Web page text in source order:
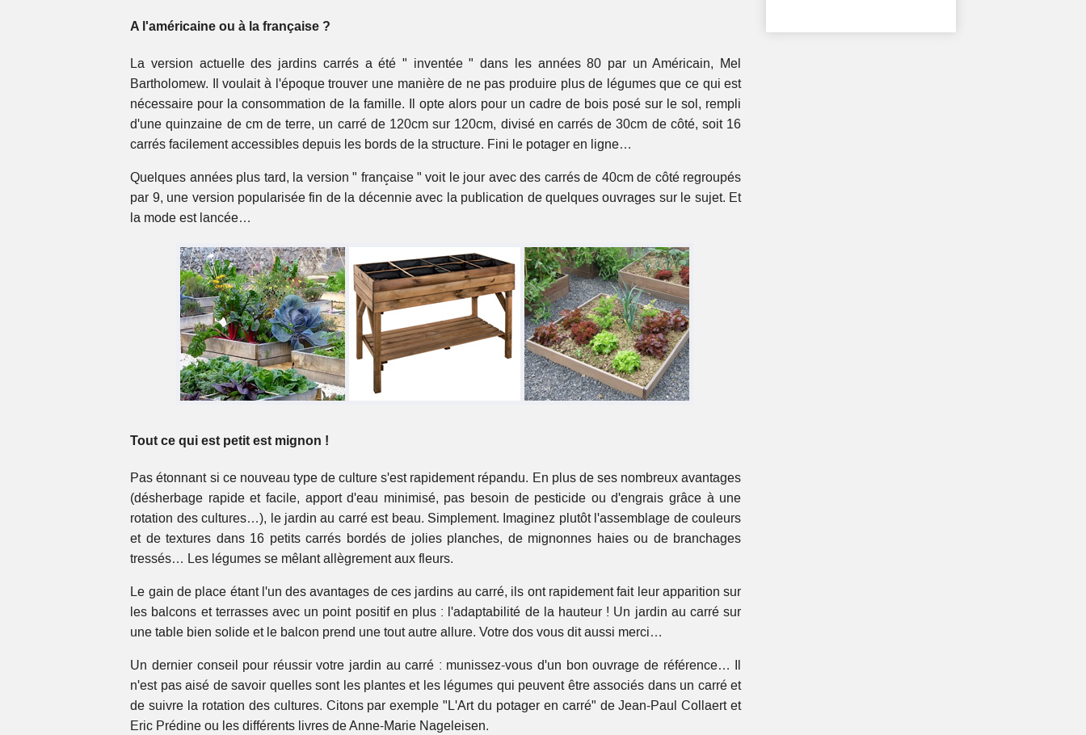
A l'américaine ou à la française ?
La version actuelle des jardins carrés a été " inventée " dans les années 80 par un Américain, Mel
Bartholomew. Il voulait à l'époque trouver une manière de ne pas produire plus de légumes que ce qui est
nécessaire pour la consommation de la famille. Il opte alors pour un cadre de bois posé sur le sol, rempli
d'une quinzaine de cm de terre, un carré de 120cm sur 120cm, divisé en carrés de 30cm de côté, soit 16
carrés facilement accessibles depuis les bords de la structure. Fini le potager en ligne…
Quelques années plus tard, la version " française " voit le jour avec des carrés de 40cm de côté regroupés
par 9, une version popularisée fin de la décennie avec la publication de quelques ouvrages sur le sujet. Et
la mode est lancée…
Tout ce qui est petit est mignon !
Pas étonnant si ce nouveau type de culture s'est rapidement répandu. En plus de ses nombreux avantages
(désherbage rapide et facile, apport d'eau minimisé, pas besoin de pesticide ou d'engrais grâce à une
rotation des cultures…), le jardin au carré est beau. Simplement. Imaginez plutôt l'assemblage de couleurs
et de textures dans 16 petits carrés bordés de jolies planches, de mignonnes haies ou de branchages
tressés… Les légumes se mêlant allègrement aux fleurs.
Le gain de place étant l'un des avantages de ces jardins au carré, ils ont rapidement fait leur apparition sur
les balcons et terrasses avec un point positif en plus : l'adaptabilité de la hauteur ! Un jardin au carré sur
une table bien solide et le balcon prend une tout autre allure. Votre dos vous dit aussi merci…
Un dernier conseil pour réussir votre jardin au carré : munissez-vous d'un bon ouvrage de référence… Il
n'est pas aisé de savoir quelles sont les plantes et les légumes qui peuvent être associés dans un carré et
de suivre la rotation des cultures. Citons par exemple "L'Art du potager en carré" de Jean-Paul Collaert et
Eric Prédine ou les différents livres de Anne-Marie Nageleisen.